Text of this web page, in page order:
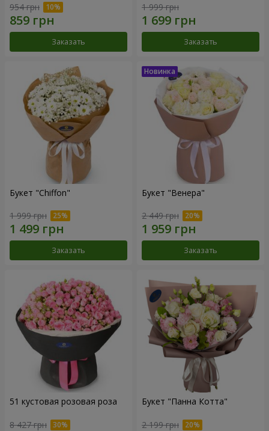
954 грн
Заказать
1 999 грн
Заказать
Букет "Chiffon"
1 999 грн
Заказать
Букет "Венера"
2 449 грн
Заказать
51 кустовая розовая роза
8 427 грн
Букет "Панна Котта"
2 199 грн